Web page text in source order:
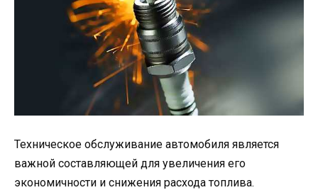
Техническое обслуживание автомобиля является
важной составляющей для увеличения его
экономичности и снижения расхода топлива.